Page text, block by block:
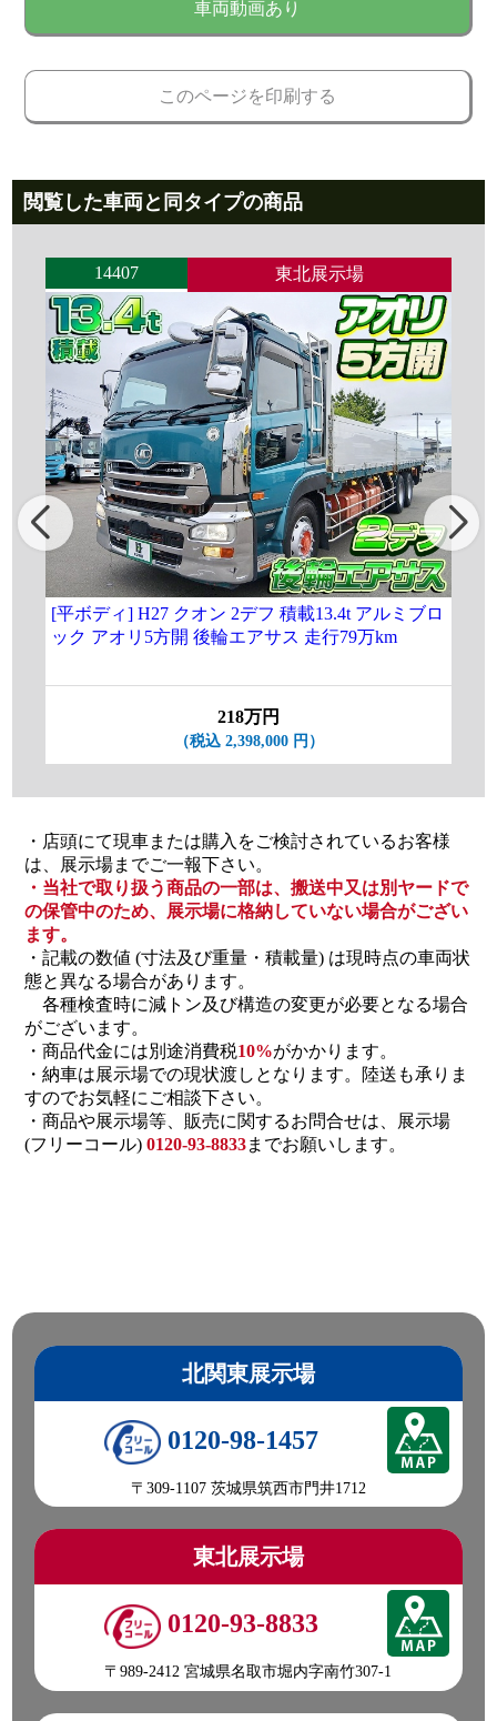
車両動画あり
このページを印刷する
閲覧した車両と同タイプの商品
14407 東北展示場
[平ボディ] H27 クオン 2デフ 積載13.4t アルミブロ
ック アオリ5方開 後輪エアサス 走行79万km
218万円
（税込 2,398,000 円）
・店頭にて現車または購入をご検討されているお客様
は、展示場までご一報下さい。
・当社で取り扱う商品の一部は、搬送中又は別ヤードで
の保管中のため、展示場に格納していない場合がござい
ます。
・記載の数値 (寸法及び重量・積載量) は現時点の車両状
態と異なる場合があります。
各種検査時に減トン及び構造の変更が必要となる場合
がございます。
・商品代金には別途消費税10%がかかります。
・納車は展示場での現状渡しとなります。陸送も承りま
すのでお気軽にご相談下さい。
・商品や展示場等、販売に関するお問合せは、展示場
(フリーコール) 0120-93-8833までお願いします。
北関東展示場
0120-98-1457
〒309-1107 茨城県筑西市門井1712
東北展示場
0120-93-8833
〒989-2412 宮城県名取市堀内字南竹307-1